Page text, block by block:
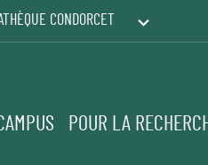
CONDORCET
POUR LA